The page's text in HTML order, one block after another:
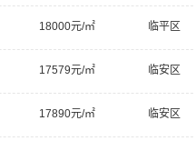
18000元/㎡ 临平区
17579元/㎡ 临安区
17890元/㎡ 临安区